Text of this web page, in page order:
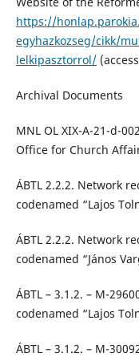
https://
egyhazkozseg/cikk/
lelkipasztorrol/
Archival Documents
MNL OL XIX-A-21-d-
Office for Church
ÁBTL 2.2.2. Network
codenamed “Lajos
ÁBTL 2.2.2. Network
codenamed “János
ÁBTL – 3.1.2. – M-
codenamed “Lajos
ÁBTL – 3.1.2. – M-